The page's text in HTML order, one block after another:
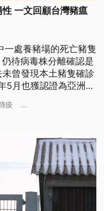
一文回顧台灣豬瘟
一處養豬場的死亡豬隻
待病毒株分離確認是
曾發現本土豬隻確診
5月也獲認證為亞洲唯
前，又經歷了多少奮
疫 ...